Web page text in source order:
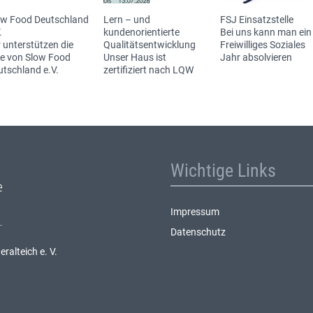
Food Deutschland
unterstützen die
von Slow Food
e.V.
Lern – und
kundenorientierte
Qualitätsentwicklung
Unser Haus ist
zertifiziert nach LQW
FSJ Einsatzstelle
Bei uns kann man ein
Freiwilliges Soziales
Jahr absolvieren
e. V.
Wichtige Links
Impressum
Datenschutz